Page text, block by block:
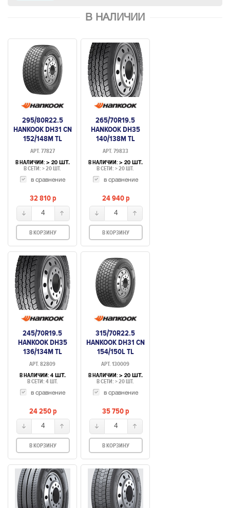
В НАЛИЧИИ
295/80R22.5
HANKOOK DH31 CN
152/148M TL
ВЕДУЩАЯ
АРТ. 77827
В НАЛИЧИИ: > 20 ШТ.
В СЕТИ: > 20 ШТ.
в сравнение
32 810p
4
В КОРЗИНУ
265/70R19.5
HANKOOK DH35
140/138M TL
ВЕДУЩАЯ
АРТ. 79833
В НАЛИЧИИ: > 20 ШТ.
В СЕТИ: > 20 ШТ.
в сравнение
24 940p
4
В КОРЗИНУ
245/70R19.5
HANKOOK DH35
136/134M TL
ВЕДУЩАЯ
АРТ. 82809
В НАЛИЧИИ: 4 ШТ.
В СЕТИ: 4 ШТ.
в сравнение
24 250p
4
В КОРЗИНУ
315/70R22.5
HANKOOK DH31 CN
154/150L TL
ВЕДУЩАЯ
АРТ. 130009
В НАЛИЧИИ: > 20 ШТ.
В СЕТИ: > 20 ШТ.
в сравнение
35 750p
4
В КОРЗИНУ